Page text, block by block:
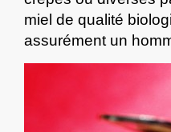
miel de qualité
assurément un